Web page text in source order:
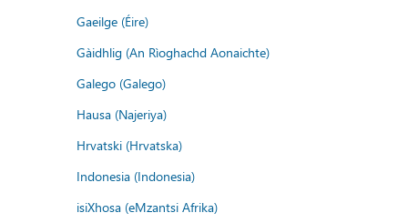
Gaeilge (Éire)
Gàidhlig (An Rìoghachd Aonaichte)
Galego (Galego)
Hausa (Najeriya)
Hrvatski (Hrvatska)
Indonesia (Indonesia)
isiXhosa (eMzantsi Afrika)